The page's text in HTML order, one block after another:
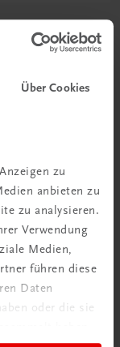
Über Cookies
zu
anbieten zu
zu analysieren.
Verwendung
Medien,
führen diese
Daten
oder die sie